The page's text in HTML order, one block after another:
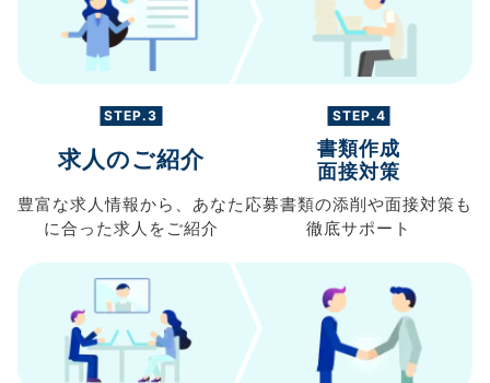
STEP.3
求人のご紹介
豊富な求人情報から、 あなた
に合った求人を ご紹介
STEP.4
書類作成
面接対策
応募書類の添削や面接対策も
徹底サポート